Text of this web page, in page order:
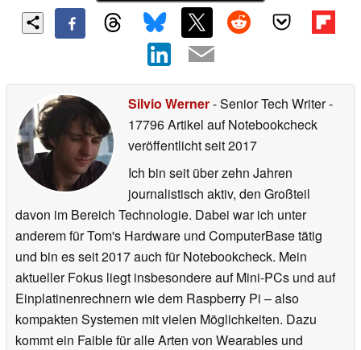
Silvio Werner- Senior Tech Writer-
17796 Artikel auf Notebookcheck
veröffentlichtseit 2017
Ich bin seit über zehn Jahren
journalistisch aktiv, den Großteil
davon im Bereich Technologie. Dabei war ich unter
anderem für Tom's Hardware und ComputerBase tätig
und bin es seit 2017 auch für Notebookcheck. Mein
aktueller Fokus liegt insbesondere auf Mini-PCs und auf
Einplatinenrechnern wie dem Raspberry Pi – also
kompakten Systemen mit vielen Möglichkeiten. Dazu
kommt ein Faible für alle Arten von Wearables und